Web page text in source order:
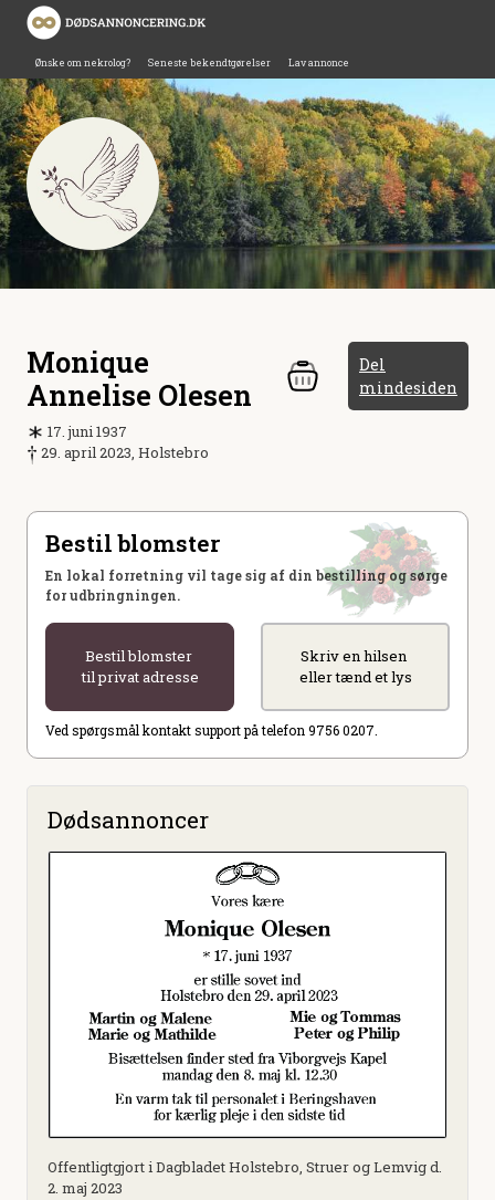
Ønske om nekrolog? Seneste bekendtgørelser Lav annonce
Monique
Annelise Olesen
Del
mindesiden
17. juni 1937
29. april 2023, Holstebro
Bestil blomster
En lokal forretning vil tage sig af din bestilling og sørge
for udbringningen.
Bestil blomster
til privat adresse
Skriv en hilsen
eller tænd et lys
Ved spørgsmål kontakt support på telefon 9756 0207.
Dødsannoncer
Offentligtgjort i Dagbladet Holstebro, Struer og Lemvig d.
2. maj 2023